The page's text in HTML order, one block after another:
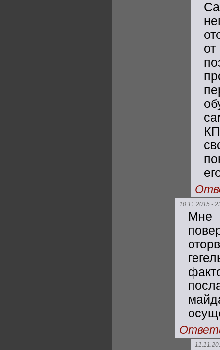
10.11.2015 -
Мне